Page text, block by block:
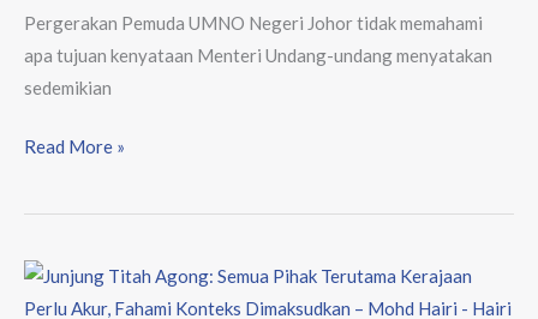
Pergerakan Pemuda UMNO Negeri Johor tidak memahami
apa tujuan kenyataan Menteri Undang-undang menyatakan
sedemikian
Perniaga,
Jangan
Berdalih
Read More »
Junjung
Titah